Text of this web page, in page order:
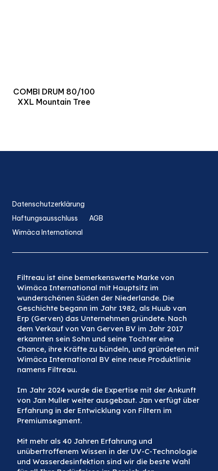
COMBI DRUM 80/100
XXL Mountain Tree
Datenschutzerklärung
Haftungsausschluss
AGB
Wimäca International
Filtreau ist eine bemerkenswerte Marke von
Wimäca International mit Hauptsitz im
wunderschönen Süden der Niederlande. Die
Geschichte begann im Jahr 1982, als Huub van
Erp (Gerven) das Unternehmen gründete. Nach
dem Verkauf von Van Gerven BV im Jahr 2017
erkannten sein Sohn und seine Tochter eine
Chance, ihre Kräfte zu bündeln, und gründeten mit
Wimäca International BV eine neue Produktlinie
namens Filtreau.
Im Jahr 2024 wurde die Expertise mit der Ankunft
von Jan Muller weiter ausgebaut. Jan verfügt über
Erfahrung in der Entwicklung von Filtern im
Premiumsegment.
Mit mehr als 40 Jahren Erfahrung und
unübertroffenem Wissen in der UV-C-Technologie
und Wasserdesinfektion sind wir die beste Wahl